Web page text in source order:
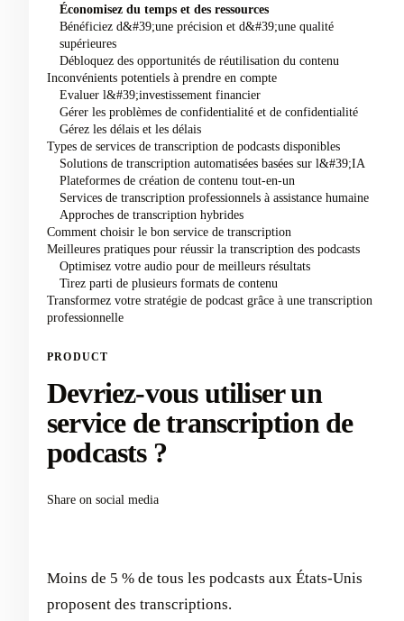
Économisez du temps et des ressources
Bénéficiez d&#39;une précision et d&#39;une qualité
supérieures
Débloquez des opportunités de réutilisation du contenu
Inconvénients potentiels à prendre en compte
Evaluer l&#39;investissement financier
Gérer les problèmes de confidentialité et de confidentialité
Gérez les délais et les délais
Types de services de transcription de podcasts disponibles
Solutions de transcription automatisées basées sur l&#39;IA
Plateformes de création de contenu tout-en-un
Services de transcription professionnels à assistance humaine
Approches de transcription hybrides
Comment choisir le bon service de transcription
Meilleures pratiques pour réussir la transcription des podcasts
Optimisez votre audio pour de meilleurs résultats
Tirez parti de plusieurs formats de contenu
Transformez votre stratégie de podcast grâce à une transcription
professionnelle
PRODUCT
Devriez-vous utiliser un
service de transcription de
podcasts ?
Share on social media
Moins de 5 % de tous les podcasts aux États-Unis
proposent des transcriptions.